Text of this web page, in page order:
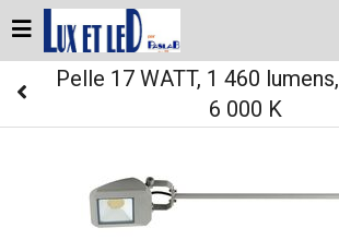
Pelle 17 WATT, 1 460
6 000 K